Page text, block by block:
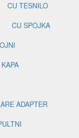
CU TESNILO
CU SPOJKA
ADAPTER